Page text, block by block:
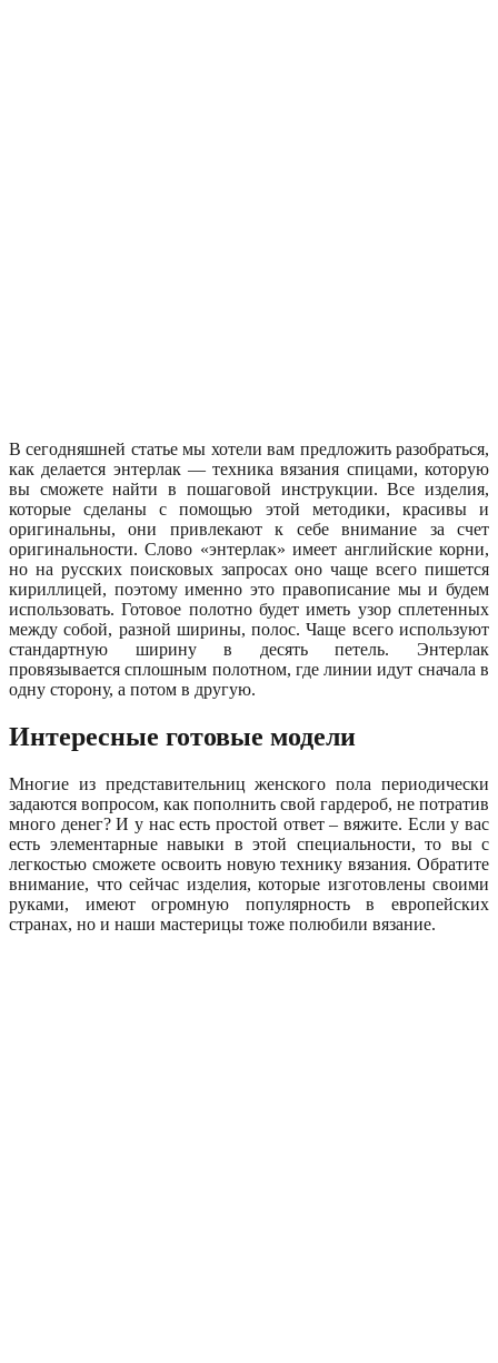
В сегодняшней статье мы хотели вам предложить разобраться,
как делается энтерлак — техника вязания спицами, которую
вы сможете найти в пошаговой инструкции. Все изделия,
которые сделаны с помощью этой методики, красивы и
оригинальны, они привлекают к себе внимание за счет
оригинальности. Слово «энтерлак» имеет английские корни,
но на русских поисковых запросах оно чаще всего пишется
кириллицей, поэтому именно это правописание мы и будем
использовать. Готовое полотно будет иметь узор сплетенных
между собой, разной ширины, полос. Чаще всего используют
стандартную ширину в десять петель. Энтерлак
провязывается сплошным полотном, где линии идут сначала в
одну сторону, а потом в другую.
Интересные готовые модели
Многие из представительниц женского пола периодически
задаются вопросом, как пополнить свой гардероб, не потратив
много денег? И у нас есть простой ответ – вяжите. Если у вас
есть элементарные навыки в этой специальности, то вы с
легкостью сможете освоить новую технику вязания. Обратите
внимание, что сейчас изделия, которые изготовлены своими
руками, имеют огромную популярность в европейских
странах, но и наши мастерицы тоже полюбили вязание.